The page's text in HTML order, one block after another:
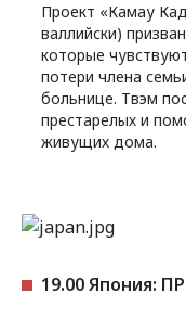
Проект «Камау
валлийски)
которые
потери члена
больнице. Твэм
престарелых и
живущих дома.
19.00 Япония: